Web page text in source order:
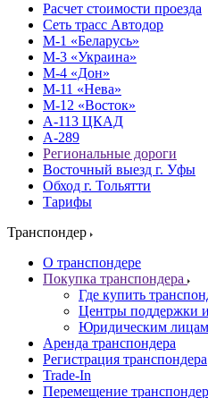
Расчет стоимости проезда
Сеть трасс Автодор
М-1 «Беларусь»
М-3 «Украина»
М-4 «Дон»
М-11 «Нева»
М-12 «Восток»
А-113 ЦКАД
А-289
Региональные дороги
Восточный выезд г. Уфы
Обход г. Тольятти
Тарифы
Транспондер
О транспондере
Покупка транспондера
Где купить
Центры поддержки
Юридическим лицам
Аренда транспондера
Регистрация транспондера
Trade-In
Перемещение